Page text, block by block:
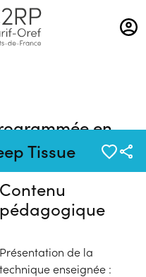
Tissue
en
Contenu
pédagogique
Présentation de la
technique enseignée :